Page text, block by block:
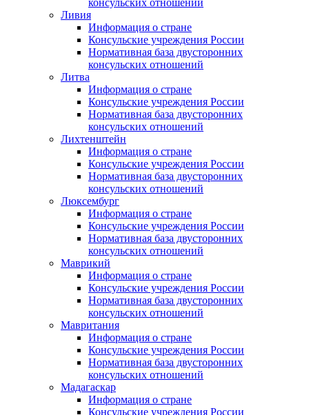
консульских отношений
Ливия
Информация о стране
Консульские учреждения России
Нормативная база двусторонних
консульских отношений
Литва
Информация о стране
Консульские учреждения России
Нормативная база двусторонних
консульских отношений
Лихтенштейн
Информация о стране
Консульские учреждения России
Нормативная база двусторонних
консульских отношений
Люксембург
Информация о стране
Консульские учреждения России
Нормативная база двусторонних
консульских отношений
Маврикий
Информация о стране
Консульские учреждения России
Нормативная база двусторонних
консульских отношений
Мавритания
Информация о стране
Консульские учреждения России
Нормативная база двусторонних
консульских отношений
Мадагаскар
Информация о стране
Консульские учреждения России